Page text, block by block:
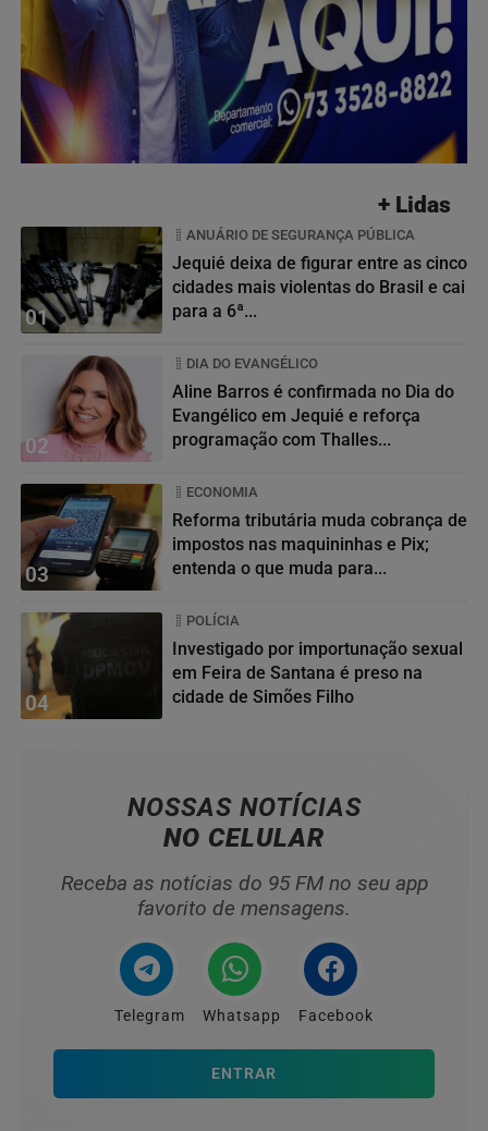
+ Lidas
01
ANUÁRIO DE SEGURANÇA PÚBLICA
Jequié deixa de figurar entre as cinco
cidades mais violentas do Brasil e cai
para a 6ª...
02
DIA DO EVANGÉLICO
Aline Barros é confirmada no Dia do
Evangélico em Jequié e reforça
programação com Thalles...
03
ECONOMIA
Reforma tributária muda cobrança de
impostos nas maquininhas e Pix;
entenda o que muda para...
04
POLÍCIA
Investigado por importunação sexual
em Feira de Santana é preso na
cidade de Simões Filho
NOSSAS NOTÍCIAS
NO CELULAR
Receba as notícias do 95 FM no seu app
favorito de mensagens.
Telegram Whatsapp Facebook
ENTRAR